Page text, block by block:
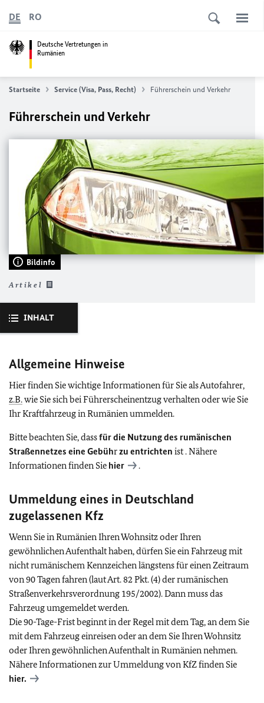
Deutsche Vertretungen in
Rumänien
DE RO
Startseite Service (Visa, Pass, Recht) Führerschein und Verkehr
Führerschein und Verkehr
Bildinfo
Artikel
INHALT
Allgemeine Hinweise
Hier finden Sie wichtige Informationen für Sie als Autofahrer,
z.B.wie Sie sich bei Führerscheinentzug verhalten oder wie Sie
Ihr Kraftfahrzeug in Rumänien ummelden.
Bitte beachten Sie, dassfür die Nutzung des rumänischen
Straßennetzes eine Gebührzu entrichten ist . Nähere
Informationen finden Sie hier .
Ummeldung eines in Deutschland
zugelassenen Kfz
Wenn Sie in Rumänien Ihren Wohnsitz oder Ihren
gewöhnlichen Aufenthalt haben, dürfen Sie ein Fahrzeug mit
nicht rumänischem Kennzeichen längstens für einen Zeitraum
von 90 Tagen fahren (laut Art. 82 Pkt. (4) der rumänischen
Straßenverkehrsverordnung 195/2002). Dann muss das
Fahrzeug umgemeldet werden.
Die 90-Tage-Frist beginnt in der Regel mit dem Tag, an dem Sie
mit dem Fahrzeug einreisen oder an dem Sie Ihren Wohnsitz
oder Ihren gewöhnlichen Aufenthalt in Rumänien nehmen.
Nähere Informationen zur Ummeldung von KfZ finden Sie
hier.